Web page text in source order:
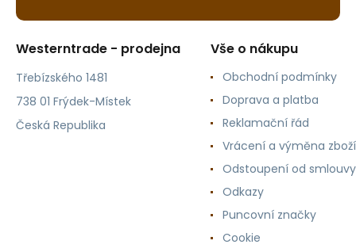
Westerntrade - prodejna
Třebízského 1481
738 01 Frýdek-Místek
Česká Republika
Vše o nákupu
Obchodní podmínky
Doprava a platba
Reklamační řád
Vrácení a výměna zboží
Odstoupení od smlouvy
Odkazy
Puncovní značky
Cookie